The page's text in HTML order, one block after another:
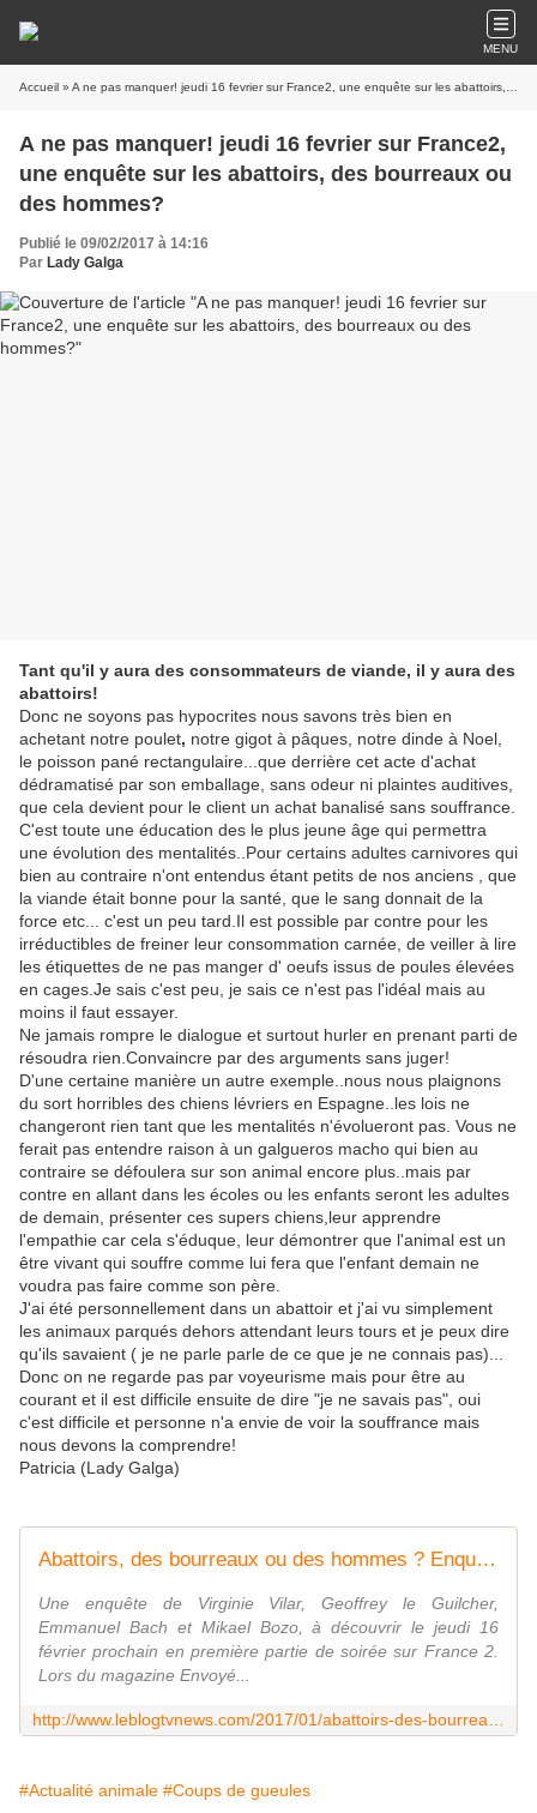
MENU
Accueil » A ne pas manquer! jeudi 16 fevrier sur France2, une enquête sur les abattoirs, des bourreaux ou des hommes?
A ne pas manquer! jeudi 16 fevrier sur France2,
une enquête sur les abattoirs, des bourreaux ou
des hommes?
Publié le 09/02/2017 à 14:16
Par Lady Galga
Tant qu'il y aura des consommateurs de viande, il y aura des
abattoirs!
Donc ne soyons pas hypocrites nous savons très bien en
achetant notre poulet, notre gigot à pâques, notre dinde à Noel,
le poisson pané rectangulaire...que derrière cet acte d'achat
dédramatisé par son emballage, sans odeur ni plaintes auditives,
que cela devient pour le client un achat banalisé sans souffrance.
C'est toute une éducation des le plus jeune âge qui permettra
une évolution des mentalités..Pour certains adultes carnivores qui
bien au contraire n'ont entendus étant petits de nos anciens , que
la viande était bonne pour la santé, que le sang donnait de la
force etc... c'est un peu tard.Il est possible par contre pour les
irréductibles de freiner leur consommation carnée, de veiller à lire
les étiquettes de ne pas manger d' oeufs issus de poules élevées
en cages.Je sais c'est peu, je sais ce n'est pas l'idéal mais au
moins il faut essayer.
Ne jamais rompre le dialogue et surtout hurler en prenant parti de
résoudra rien.Convaincre par des arguments sans juger!
D'une certaine manière un autre exemple..nous nous plaignons
du sort horribles des chiens lévriers en Espagne..les lois ne
changeront rien tant que les mentalités n'évolueront pas. Vous ne
ferait pas entendre raison à un galgueros macho qui bien au
contraire se défoulera sur son animal encore plus..mais par
contre en allant dans les écoles ou les enfants seront les adultes
de demain, présenter ces supers chiens,leur apprendre
l'empathie car cela s'éduque, leur démontrer que l'animal est un
être vivant qui souffre comme lui fera que l'enfant demain ne
voudra pas faire comme son père.
J'ai été personnellement dans un abattoir et j'ai vu simplement
les animaux parqués dehors attendant leurs tours et je peux dire
qu'ils savaient ( je ne parle parle de ce que je ne connais pas)...
Donc on ne regarde pas par voyeurisme mais pour être au
courant et il est difficile ensuite de dire "je ne savais pas", oui
c'est difficile et personne n'a envie de voir la souffrance mais
nous devons la comprendre!
Patricia (Lady Galga)
Abattoirs, des bourreaux ou des hommes ? Enquête le 16 février sur France 2. - Leblogtvnews.com
Une enquête de Virginie Vilar, Geoffrey le Guilcher,
Emmanuel Bach et Mikael Bozo, à découvrir le jeudi 16
février prochain en première partie de soirée sur France 2.
Lors du magazine Envoyé...
#Actualité animale #Coups de gueules